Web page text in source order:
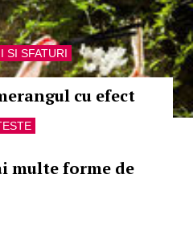
SI SFATURI
cu efect
multe forme de